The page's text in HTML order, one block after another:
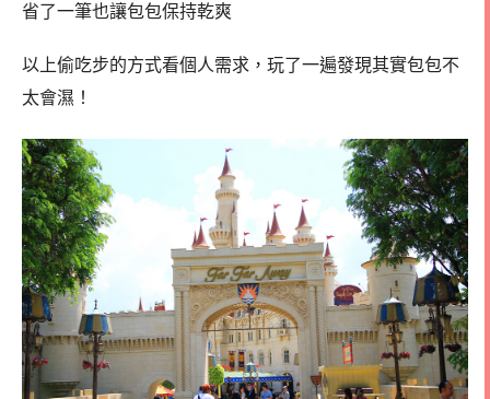
省了一筆也讓包包保持乾爽
以上偷吃步的方式看個人需求，玩了一遍發現其實包包不
太會濕！